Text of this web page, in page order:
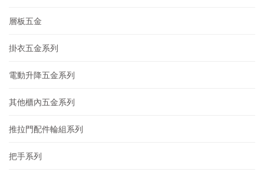
層板五金
掛衣五金系列
電動升降五金系列
其他櫃內五金系列
推拉門配件輪組系列
把手系列